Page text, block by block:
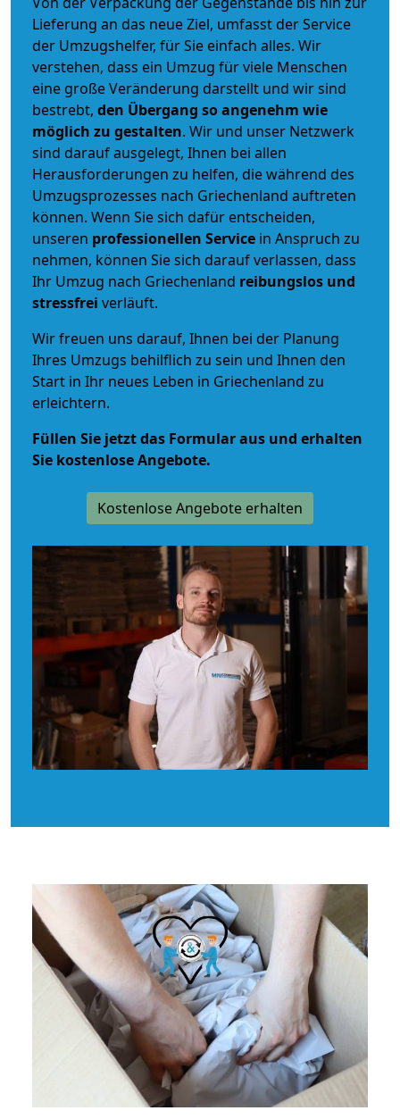
Lieferung an das neue Ziel, umfasst der Service
der Umzugshelfer, für Sie einfach alles. Wir
verstehen, dass ein Umzug für viele Menschen
eine große Veränderung darstellt und wir sind
bestrebt, den Übergang so angenehm wie
möglich zu gestalten. Wir und unser Netzwerk
sind darauf ausgelegt, Ihnen bei allen
Herausforderungen zu helfen, die während des
Umzugsprozesses nach Griechenland auftreten
können. Wenn Sie sich dafür entscheiden,
unseren professionellen Service in Anspruch zu
nehmen, können Sie sich darauf verlassen, dass
Ihr Umzug nach Griechenland reibungslos und
stressfrei verläuft.
Wir freuen uns darauf, Ihnen bei der Planung
Ihres Umzugs behilflich zu sein und Ihnen den
Start in Ihr neues Leben in Griechenland zu
erleichtern.
Füllen Sie jetzt das Formular aus und erhalten
Sie kostenlose Angebote.
Kostenlose Angebote erhalten